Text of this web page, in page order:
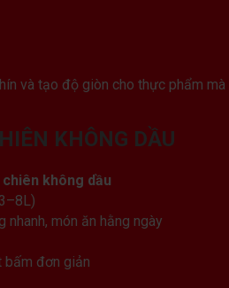
và tạo độ giòn cho thực phẩm mà
KHÔNG DẦU
chiên không dầu
nhanh, món ăn hằng ngày
bấm đơn giản